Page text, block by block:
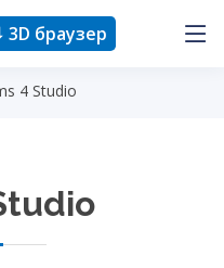
3D браузер
4 Studio